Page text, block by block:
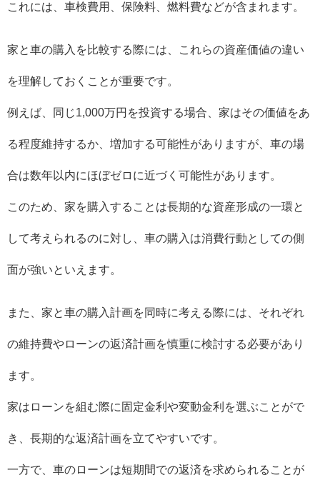
これには、車検費用、保険料、燃料費などが含まれます。
家と車の購入を比較する際には、これらの資産価値の違い
を理解しておくことが重要です。
例えば、同じ1,000万円を投資する場合、家はその価値をあ
る程度維持するか、増加する可能性がありますが、車の場
合は数年以内にほぼゼロに近づく可能性があります。
このため、家を購入することは長期的な資産形成の一環と
して考えられるのに対し、車の購入は消費行動としての側
面が強いといえます。
また、家と車の購入計画を同時に考える際には、それぞれ
の維持費やローンの返済計画を慎重に検討する必要があり
ます。
家はローンを組む際に固定金利や変動金利を選ぶことがで
き、長期的な返済計画を立てやすいです。
一方で、車のローンは短期間での返済を求められることが